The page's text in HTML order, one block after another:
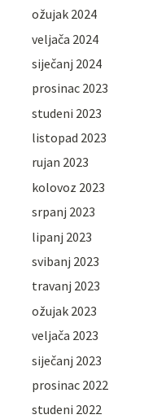
ožujak 2024
veljača 2024
siječanj 2024
prosinac 2023
studeni 2023
listopad 2023
rujan 2023
kolovoz 2023
srpanj 2023
lipanj 2023
svibanj 2023
travanj 2023
ožujak 2023
veljača 2023
siječanj 2023
prosinac 2022
studeni 2022